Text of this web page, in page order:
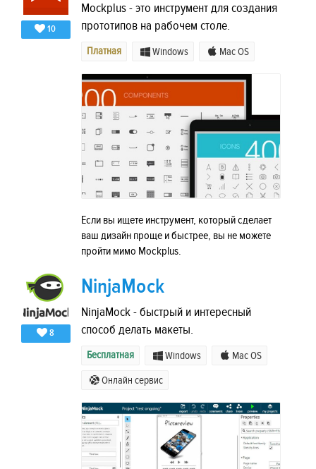
10
Mockplus - это инструмент для создания
прототипов на рабочем столе.
Платная Windows Mac OS
Если вы ищете инструмент, который сделает
ваш дизайн проще и быстрее, вы не можете
пройти мимо Mockplus.
8
NinjaMock
NinjaMock - быстрый и интересный
способ делать макеты.
Бесплатная Windows Mac OS
Онлайн сервис